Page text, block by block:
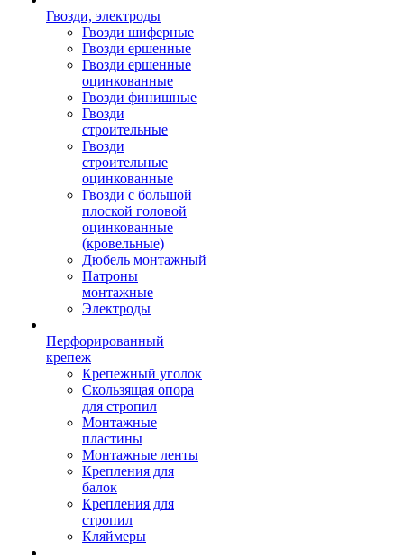
Гвозди, электроды
Гвозди шиферные
Гвозди ершенные
Гвозди ершенные
оцинкованные
Гвозди финишные
Гвозди
строительные
Гвозди
строительные
оцинкованные
Гвозди с большой
плоской головой
оцинкованные
(кровельные)
Дюбель монтажный
Патроны
монтажные
Электроды
Перфорированный
крепеж
Крепежный уголок
Скользящая опора
для стропил
Монтажные
пластины
Монтажные ленты
Крепления для
балок
Крепления для
стропил
Кляймеры